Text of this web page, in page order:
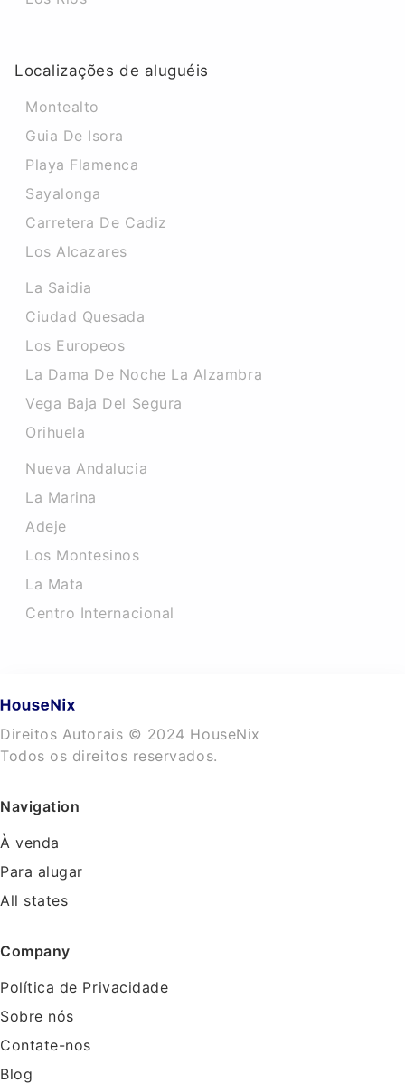
Localizações de aluguéis
Montealto
Guia De Isora
Playa Flamenca
Sayalonga
Carretera De Cadiz
Los Alcazares
La Saidia
Ciudad Quesada
Los Europeos
La Dama De Noche La Alzambra
Vega Baja Del Segura
Orihuela
Nueva Andalucia
La Marina
Adeje
Los Montesinos
La Mata
Centro Internacional
Direitos Autorais © 2024 HouseNix
Todos os direitos reservados.
Navigation
À venda
Para alugar
All states
Company
Política de Privacidade
Sobre nós
Contate-nos
Blog